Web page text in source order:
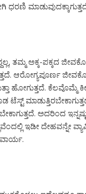
ತಮ್ಮ ಅಕ್ಕ-ಪಕ್ಕದ
ಆರೋಗ್ಯಪೂರ್ಣ
ಹೋಗುತ್ತದೆ.
ಟೆಸ್ಟ್
ಅದರಿಂದ
ಇಡೀ ದೇಹವನ್ನೇ